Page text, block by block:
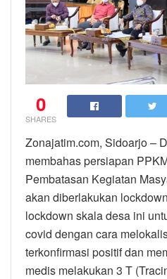
0
SHARES
Zonajatim.com, Sidoarjo –
membahas persiapan
Pembatasan Kegiatan
akan diberlakukan
lockdown skala desa ini
covid dengan cara
terkonfirmasi positif dan
medis melakukan 3 T